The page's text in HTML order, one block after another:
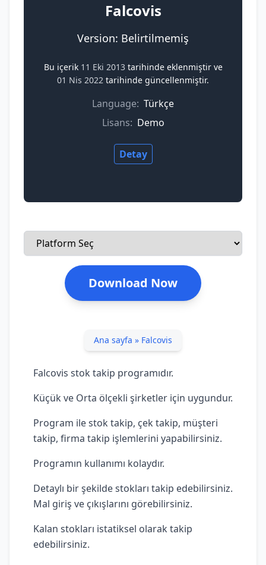
Falcovis
Version: Belirtilmemiş
Bu içerik 11 Eki 2013 tarihinde eklenmiştir ve
01 Nis 2022 tarihinde güncellenmiştir.
Language: Türkçe
Lisans: Demo
Detay
Download Now
Ana sayfa » Falcovis
Falcovis stok takip programıdır.
Küçük ve Orta ölçekli şirketler için uygundur.
Program ile stok takip, çek takip, müşteri
takip, firma takip işlemlerini yapabilirsiniz.
Programın kullanımı kolaydır.
Detaylı bir şekilde stokları takip edebilirsiniz.
Mal giriş ve çıkışlarını görebilirsiniz.
Kalan stokları istatiksel olarak takip
edebilirsiniz.